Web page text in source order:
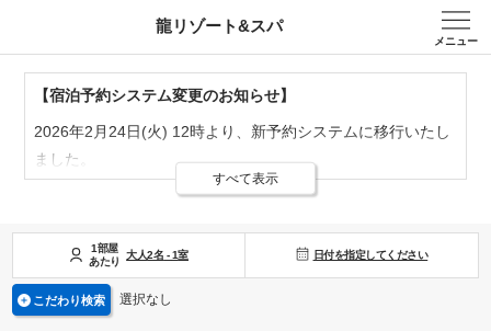
龍リゾート&スパ
メニュー
【宿泊予約システム変更のお知らせ】
2026年2月24日(火) 12時より、新予約システムに移行いたし
ました。
2月24日(火)12時以降のご予約は新予約システムでのご予約
※旧システムにてご登録済のお客様の登録情報は新システム
に引継ぎが行われませんので、お手数をおかけしますが新シ
ステムでの再登録をお願いいたします。
※旧予約システムにて会員登録されていたお客様につきまし
すべて表示
1部屋
あたり
大人2名 -1室 日付を指定してください
こだわり検索 選択なし